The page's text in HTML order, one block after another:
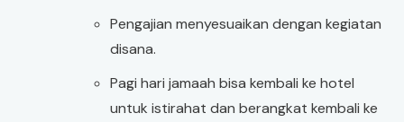
Pengajian menyesuaikan dengan kegiatan
disana.
Pagi hari jamaah bisa kembali ke hotel
untuk istirahat dan berangkat kembali ke